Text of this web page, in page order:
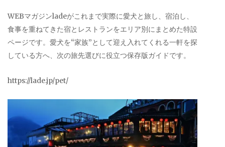
WEBマガジンladeがこれまで実際に愛犬と旅し、宿泊し、
食事を重ねてきた宿とレストランをエリア別にまとめた特設
ページです。愛犬を“家族”として迎え入れてくれる一軒を探
している方へ、次の旅先選びに役立つ保存版ガイドです。
https://lade.jp/pet/